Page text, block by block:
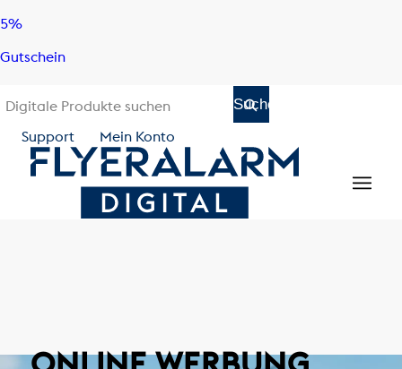
Skip
content
Skip
navigation
5%
Gutschein
Support Mein Konto